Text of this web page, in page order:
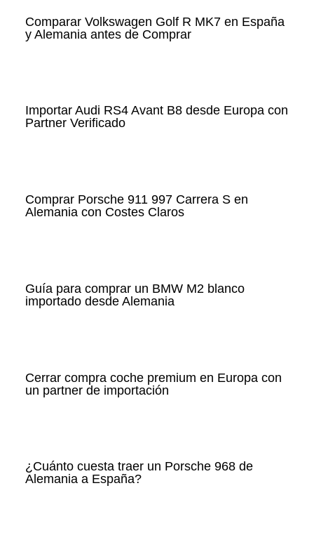
Comparar Volkswagen Golf R MK7 en España
y Alemania antes de Comprar
Importar Audi RS4 Avant B8 desde Europa con
Partner Verificado
Comprar Porsche 911 997 Carrera S en
Alemania con Costes Claros
Guía para comprar un BMW M2 blanco
importado desde Alemania
Cerrar compra coche premium en Europa con
un partner de importación
¿Cuánto cuesta traer un Porsche 968 de
Alemania a España?